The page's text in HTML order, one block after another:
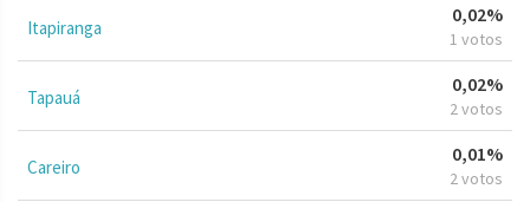
Itapiranga
0,02%
1 votos
Tapauá
0,02%
2 votos
Careiro
0,01%
2 votos